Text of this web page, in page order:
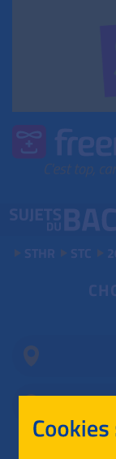
STHR STC